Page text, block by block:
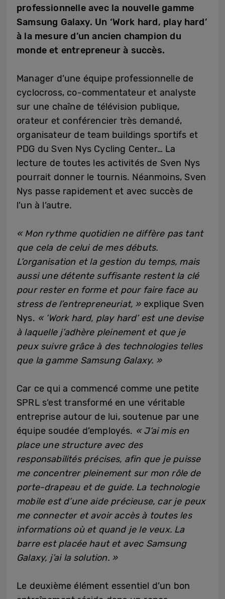
professionnelle avec la nouvelle gamme
Samsung Galaxy. Un ‘Work hard, play hard’
à la mesure d’un ancien champion du
monde et entrepreneur à succès.
Manager d’une équipe professionnelle de
cyclocross, co-commentateur et analyste
sur une chaîne de télévision publique,
orateur et conférencier très demandé,
organisateur de team buildings sportifs et
PDG du Sven Nys Cycling Center… La
lecture de toutes les activités de Sven Nys
pourrait donner le tournis. Néanmoins, Sven
Nys passe rapidement et avec succès de
l’un à l’autre.
« Mon rythme quotidien ne diffère pas tant
que cela de celui de mes débuts.
L’organisation et la gestion du temps, mais
aussi une détente suffisante restent la clé
pour rester en forme et pour faire face au
stress de l’entrepreneuriat, »explique Sven
Nys. « ’Work hard, play hard’ est une devise
à laquelle j’adhère pleinement et que je
peux suivre grâce à des technologies telles
que la gamme Samsung Galaxy. »
Car ce qui a commencé comme une petite
SPRL s’est transformé en une véritable
entreprise autour de lui, soutenue par une
équipe soudée d’employés. « J’ai mis en
place une structure avec des
responsabilités précises, afin que je puisse
me concentrer pleinement sur mon rôle de
porte-drapeau et de guide. La technologie
mobile est d’une aide précieuse, car je peux
me connecter et avoir accès à toutes les
informations où et quand je le veux. La
barre est placée haut et avec Samsung
Galaxy, j’ai la solution. »
Le deuxième élément essentiel d’un bon